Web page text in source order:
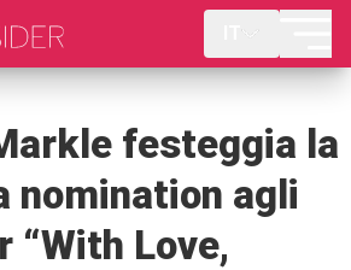
festeggia la
nomination agli
“With Love,